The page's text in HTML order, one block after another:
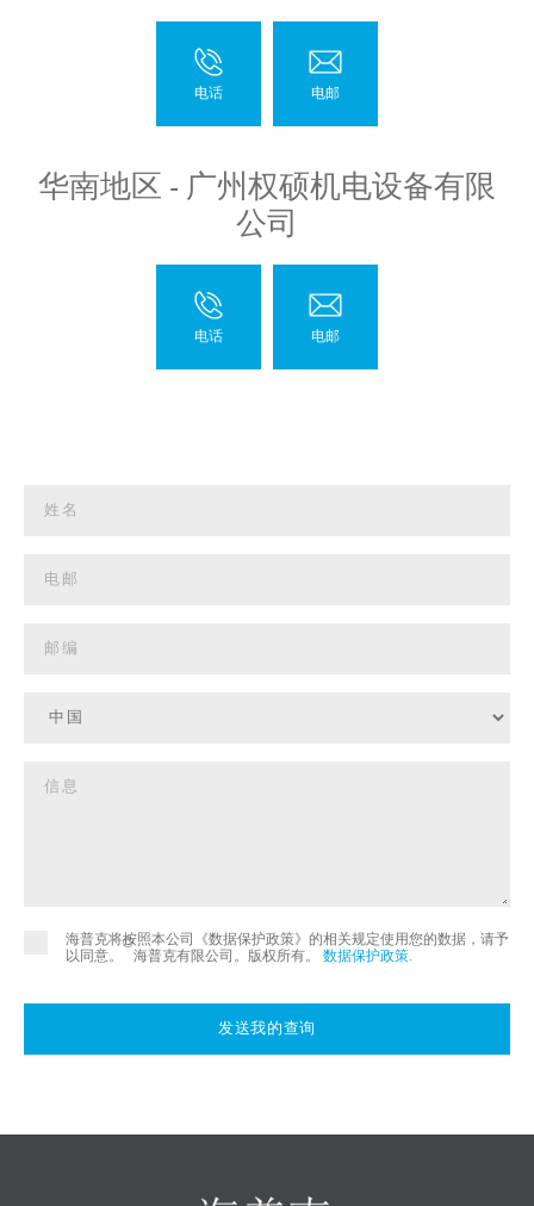
华南地区 - 广州权硕机电设备有限
公司
海普克将按照本公司《数据保护政策》的相关规定使用您的数据，请予
以同意。
©
海普克有限公司。版权所有。 数据保护政策.
发送我的查询